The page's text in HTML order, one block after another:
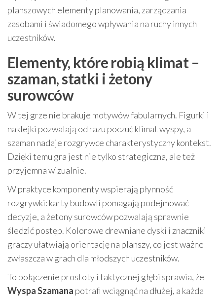
planszowych elementy planowania, zarządzania
zasobami i świadomego wpływania na ruchy innych
uczestników.
Elementy, które robią klimat –
szaman, statki i żetony
surowców
W tej grze nie brakuje motywów fabularnych. Figurki i
naklejki pozwalają od razu poczuć klimat wyspy, a
szaman nadaje rozgrywce charakterystyczny kontekst.
Dzięki temu gra jest nie tylko strategiczna, ale też
przyjemna wizualnie.
W praktyce komponenty wspierają płynność
rozgrywki: karty budowli pomagają podejmować
decyzje, a żetony surowców pozwalają sprawnie
śledzić postęp. Kolorowe drewniane dyski i znaczniki
graczy ułatwiają orientację na planszy, co jest ważne
zwłaszcza w grach dla młodszych uczestników.
To połączenie prostoty i taktycznej głębi sprawia, że
Wyspa Szamana potrafi wciągnąć na dłużej, a każda